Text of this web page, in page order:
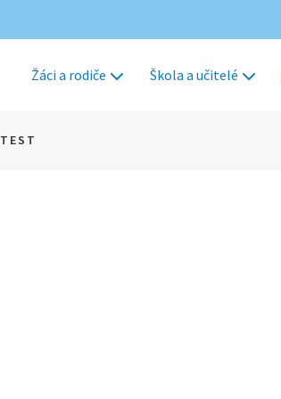
Žáci a rodiče Škola a učitelé
TEST